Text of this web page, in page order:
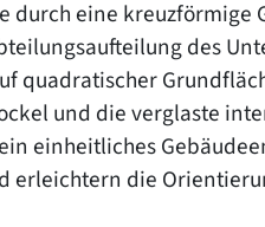
durch eine kreuzförmige
des
quadratischer
und die verglaste
einheitliches
die